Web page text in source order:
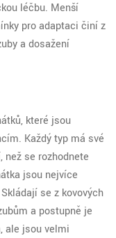
léčbu. Menší
pro adaptaci činí z
a dosažení
které jsou
Každý typ má své
než se rozhodnete
jsou nejvíce
se z kovových
a postupně je
ale jsou velmi